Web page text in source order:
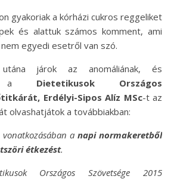
gyakoriak a kórházi cukros reggeliket
és alattuk számos komment, ami
egyedi esetről van szó.
járok az anomáliának, és
a Dietetikusok Országos
Erdélyi-Sipos Alíz MSc-t az
olvashatjátok a továbbiakban:
vonatkozásában a napi normakeretből
étkezést.
Országos Szövetsége 2015